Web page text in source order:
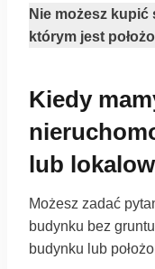
Nie możesz
którym jest
Kiedy
lub
Możesz zadać
budynku bez
budynku lub